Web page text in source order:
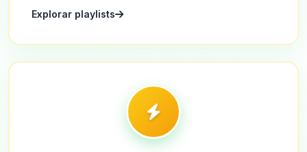
Explorar playlists